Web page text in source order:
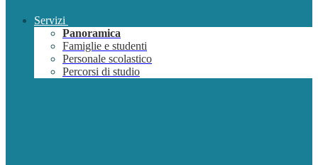
Servizi
Panoramica
Famiglie e studenti
Personale scolastico
Percorsi di studio